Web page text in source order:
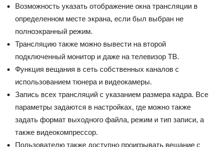
Возможность указать отображение окна трансляции в
определенном месте экрана, если был выбран не
полноэкранный режим.
Трансляцию также можно вывести на второй
подключенный монитор и даже на телевизор ТВ.
Функция вещания в сеть собственных каналов с
использованием тюнера и видеокамеры.
Запись всех трансляций с указанием размера кадра. Все
параметры задаются в настройках, где можно также
задать формат выходного файла, режим и тип записи, а
также видеокомпрессор.
Пользователю также доступно проигрывать вещание с